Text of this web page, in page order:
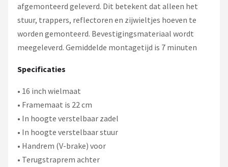
afgemonteerd geleverd. Dit betekent dat alleen het
stuur, trappers, reflectoren en zijwieltjes hoeven te
worden gemonteerd. Bevestigingsmateriaal wordt
meegeleverd. Gemiddelde montagetijd is 7 minuten
Specificaties
• 16 inch wielmaat
• Framemaat is 22 cm
• In hoogte verstelbaar zadel
• In hoogte verstelbaar stuur
• Handrem (V-brake) voor
• Terugstraprem achter